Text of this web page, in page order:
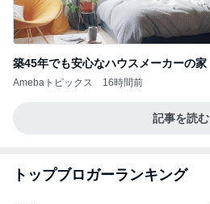
築45年でも安心なハウスメーカーの家
Amebaトピックス 16時間前
記事を読む
トップブロガーランキング